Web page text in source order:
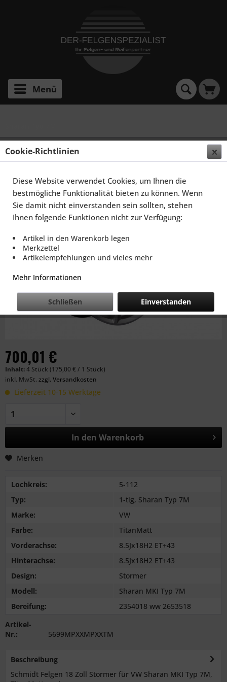
Menü
SCHMIDT FELGEN 18 ZOLL STORMER FÜR VW
SHARAN MKI TYP 7M, TITANMATT
700,01 €
Inhalt:4 Stück (175,00 € / 1 Stück)
inkl. MwSt. zzgl. Versandkosten
Lieferzeit 10-15 Werktage
In den Warenkorb
Merken
Lochkreis:
5-112
Typ:
1-tlg, Sharan Typ 7M
Marke:
VW
Farbe:
TitanMatt
Vorderachse:
8.5Jx18H2 ET+43
Hinterachse:
8.5Jx18H2 ET+43
Design:
Stormer
Modell:
Sharan MKI Typ 7M
Bereifung:
2354018 ww 2653518
Artikel-
Nr.:
5699MPXXMPXXTM
Beschreibung
Schmidt Felgen 18 Zoll Stormer für VW Sharan MKI Typ 7M,
Cookie-Richtlinien
Diese Website verwendet Cookies, um Ihnen die
bestmögliche Funktionalität bieten zu können. Wenn
Sie damit nicht einverstanden sein sollten, stehen
Ihnen folgende Funktionen nicht zur Verfügung:
Artikel in den Warenkorb legen
Merkzettel
Artikelempfehlungen und vieles mehr
Mehr Informationen
Einverstanden
Schließen